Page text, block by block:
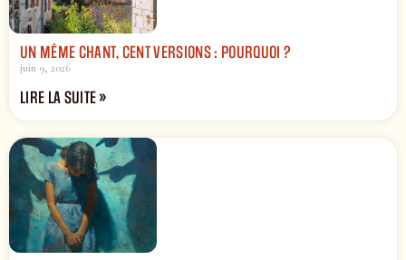
UN MÊME CHANT, CENT VERSIONS : POURQUOI ?
juin 9, 2026
LIRE LA SUITE »